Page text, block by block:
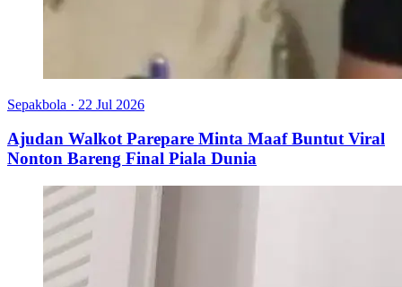
Sepakbola · 22 Jul 2026
Ajudan Walkot Parepare Minta Maaf Buntut Viral
Nonton Bareng Final Piala Dunia